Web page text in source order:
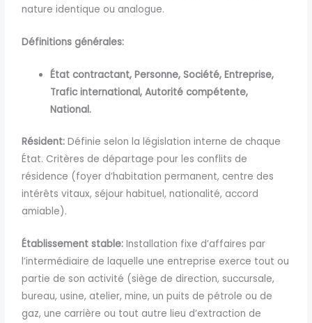
nature identique ou analogue.
Définitions générales:
État contractant, Personne, Société, Entreprise,
Trafic international, Autorité compétente,
National.
Résident: Définie selon la législation interne de chaque
État. Critères de départage pour les conflits de
résidence (foyer d’habitation permanent, centre des
intérêts vitaux, séjour habituel, nationalité, accord
amiable).
Établissementstable: Installation fixe d’affaires par
l’intermédiaire de laquelle une entreprise exerce tout ou
partie de son activité (siège de direction, succursale,
bureau, usine, atelier,mine, un puits de pétrole ou de
gaz, une carrière ou tout autre lieu d’extraction de